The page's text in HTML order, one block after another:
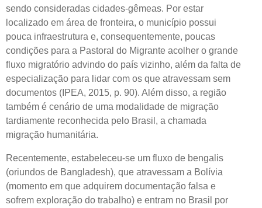
sendo consideradas cidades-gêmeas. Por estar
localizado em área de fronteira, o município possui
pouca infraestrutura e, consequentemente, poucas
condições para a Pastoral do Migrante acolher o grande
fluxo migratório advindo do país vizinho, além da falta de
especialização para lidar com os que atravessam sem
documentos (IPEA, 2015, p. 90). Além disso, a região
também é cenário de uma modalidade de migração
tardiamente reconhecida pelo Brasil, a chamada
migração humanitária.
Recentemente, estabeleceu-se um fluxo de bengalis
(oriundos de Bangladesh), que atravessam a Bolívia
(momento em que adquirem documentação falsa e
sofrem exploração do trabalho) e entram no Brasil por